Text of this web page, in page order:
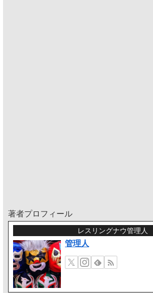
著者プロフィール
レスリングナウ管理人
管理人